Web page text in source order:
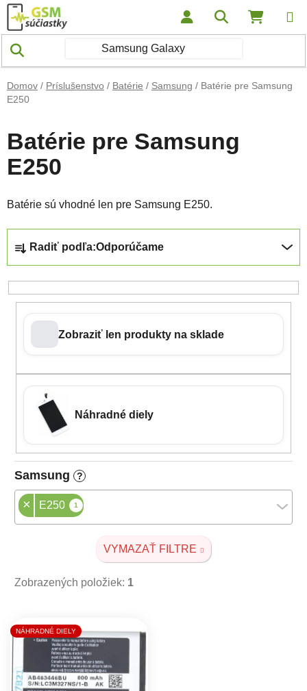
Prejsť na obsah Hľadať
Domov / Príslušenstvo / Batérie / Samsung / Batérie pre Samsung
E250
Batérie pre Samsung
E250
Batérie sú vhodné len pre Samsung E250.
Radiť podľa:Odporúčame
Zobraziť len produkty na sklade
Náhradné diely
Samsung ?
× E250 1
VYMAZAŤ FILTRE
Zobrazených položiek: 1
Výpis produktov
NÁHRADNÉ DIELY